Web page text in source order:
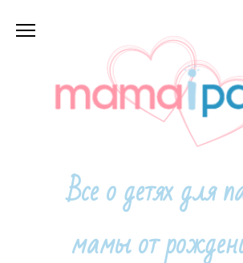
Все о детях для
мамы от